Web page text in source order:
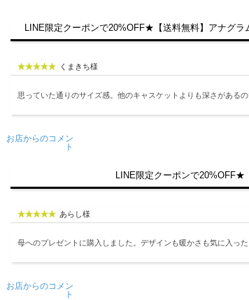
LINE限定クーポンで20%OFF★【送料無料】アナグ
くまきち様
思っていた通りのサイズ感。他のキャスケットよりも深さがある
お店からのコメン
ト
LINE限定クーポンで20%OFF★
あらし様
母へのプレゼントに購入しました。デザインも暖かさも気に入っ
お店からのコメン
ト